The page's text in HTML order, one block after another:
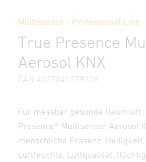
Multisensor - Professional Line
True Presence
Aerosol KNX
EAN 4007841079208
Für messbar gesunde Raumluft.
Presence® Multisensor Aerosol
menschliche Präsenz,
Luftfeuchte, Luftqualität,